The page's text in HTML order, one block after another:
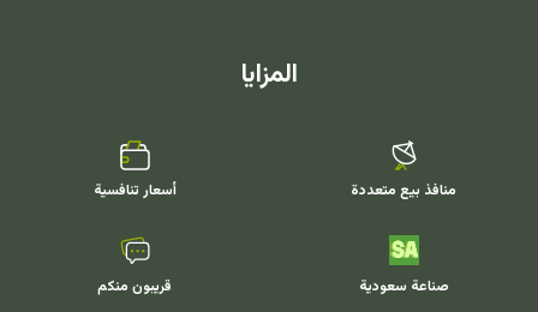
المزايا
منافذ بيع متعددة أسعار تنافسية
صناعة سعودية قريبون منكم